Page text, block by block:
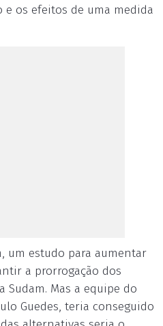
e os efeitos de uma medida
um estudo para aumentar
a prorrogação dos
Sudam. Mas a equipe do
Guedes, teria conseguido